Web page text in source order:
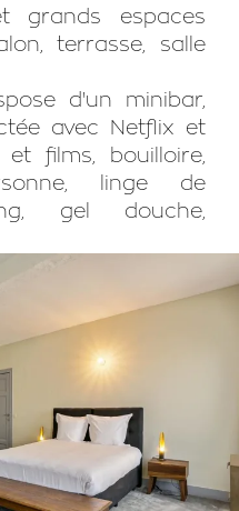
grands espaces
terrasse, salle
d'un minibar,
avec Netflix et
films, bouilloire,
linge de
gel douche,